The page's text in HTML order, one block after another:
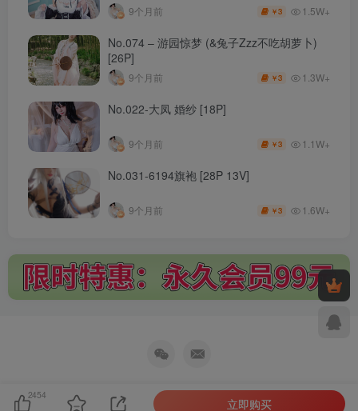
9个月前 ￥3 1.5W+
No.074 – 游园惊梦 (&兔子Zzz不吃胡萝卜)
[26P]
9个月前 ￥3 1.3W+
No.022-大凤 婚纱 [18P]
9个月前 ￥3 1.1W+
No.031-6194旗袍 [28P 13V]
9个月前 ￥3 1.6W+
2454
立即购买